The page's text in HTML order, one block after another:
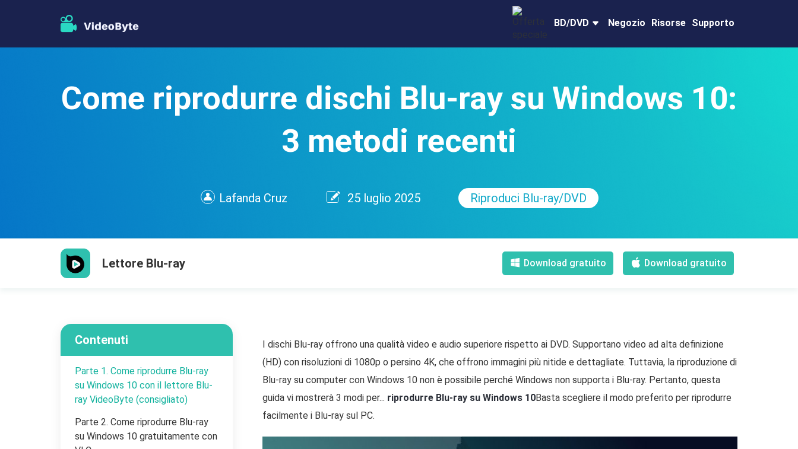
BD/DVD Negozio Risorse Supporto
Come riprodurre dischi Blu-ray su Windows 10:
3 metodi recenti
Lafanda Cruz 25 luglio 2025 Riproduci Blu-ray/DVD
Lettore Blu-ray Download gratuito Download gratuito
Contenuti
Parte 1. Come riprodurre Blu-ray
su Windows 10 con il lettore Blu-
ray VideoByte (consigliato)
Parte 2. Come riprodurre Blu-ray
su Windows 10 gratuitamente con
I dischi Blu-ray offrono una qualità video e audio superiore rispetto ai DVD. Supportano video ad alta definizione
(HD) con risoluzioni di 1080p o persino 4K, che offrono immagini più nitide e dettagliate. Tuttavia, la riproduzione di
Blu-ray su computer con Windows 10 non è possibile perché Windows non supporta i Blu-ray. Pertanto, questa
guida vi mostrerà 3 modi per... riprodurre Blu-ray su Windows 10Basta scegliere il modo preferito per riprodurre
facilmente i Blu-ray sul PC.